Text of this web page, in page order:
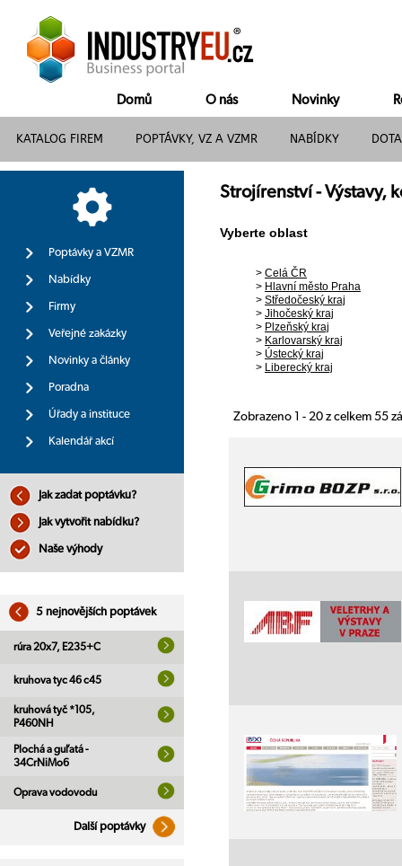
Domů O nás Novinky
KATALOG FIREM POPTÁVKY, VZ A VZMR NABÍDKY
Poptávky a VZMR
Nabídky
Firmy
Veřejné zakázky
Novinky a články
Poradna
Úřady a instituce
Kalendář akcí
Jak zadat poptávku?
Jak vytvořit nabídku?
Naše výhody
5 nejnovějších poptávek
rúra 20x7, E235+C
kruhova tyc 46 c45
kruhová tyč *105,
P460NH
Plochá a guľatá -
34CrNiMo6
Oprava vodovodu
Další poptávky
Strojírenství - Výstavy,
Vyberte oblast
> Celá ČR
> Hlavní město Praha
> Středočeský kraj
> Jihočeský kraj
> Plzeňský kraj
> Karlovarský kraj
> Ústecký kraj
> Liberecký kraj
Zobrazeno 1 - 20 z celkem 55